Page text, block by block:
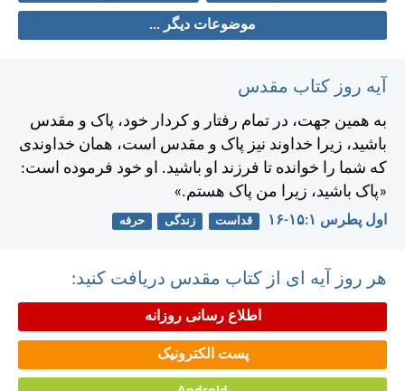
موضوعات دیگر ...
آیه روز کتاب مقدس
به همين جهت، در تمام رفتار و كردار خود، پاک و مقدس
باشيد، زيرا خداوند نيز پاک و مقدس است، همان خداوندی
كه شما را خوانده تا فرزند او باشيد. او خود فرموده است:
«پاک باشيد، زيرا من پاک هستم.»
اول پطرس ۱:‏۱۵-‏۱۶ قداست زندگی حرفه
هر روز آیه ای از کتاب مقدس دریافت کنید:
اطلاع رسانی روزانه
پست الکترونیک